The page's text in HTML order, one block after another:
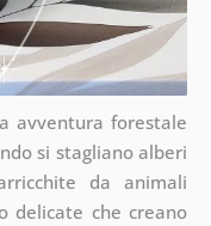
avventura forestale
si stagliano alberi
da animali
delicate che creano